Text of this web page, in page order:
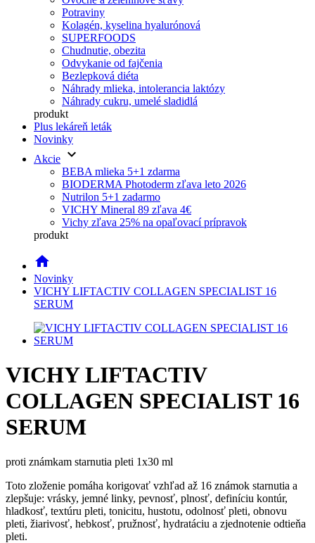
Potraviny
Kolagén, kyselina hyalurónová
SUPERFOODS
Chudnutie, obezita
Odvykanie od fajčenia
Bezlepková diéta
Náhrady mlieka, intolerancia laktózy
Náhrady cukru, umelé sladidlá
produkt
Plus lekáreň leták
Novinky
Akcie keyboard_arrow_down
BEBA mlieka 5+1 zdarma
BIODERMA Photoderm zľava leto 2026
Nutrilon 5+1 zadarmo
VICHY Mineral 89 zľava 4€
Vichy zľava 25% na opaľovací prípravok
produkt
home
Novinky
VICHY LIFTACTIV COLLAGEN SPECIALIST 16
SERUM
VICHY LIFTACTIV
COLLAGEN SPECIALIST 16
SERUM
proti známkam starnutia pleti 1x30 ml
Toto zloženie pomáha korigovať vzhľad až 16 známok starnutia a
zlepšuje: vrásky, jemné linky, pevnosť, plnosť, definíciu kontúr,
hladkosť, textúru pleti, tonicitu, hustotu, odolnosť pleti, obnovu
pleti, žiarivosť, hebkosť, pružnosť, hydratáciu a zjednotenie odtieňa
pleti.